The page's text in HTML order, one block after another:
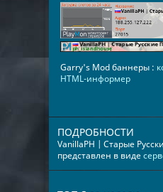
Garry's Mod баннеры :
HTML-информер
ПОДРОБНОСТИ
VanillaPH | Cтаpыe
представлен в виде